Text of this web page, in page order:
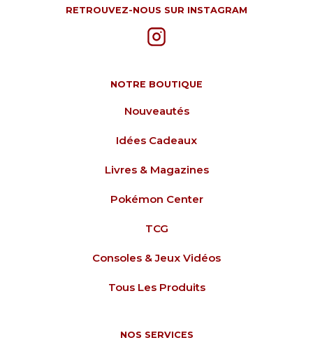
RETROUVEZ-NOUS SUR INSTAGRAM
NOTRE BOUTIQUE
Nouveautés
Idées Cadeaux
Livres & Magazines
Pokémon Center
TCG
Consoles & Jeux Vidéos
Tous Les Produits
NOS SERVICES